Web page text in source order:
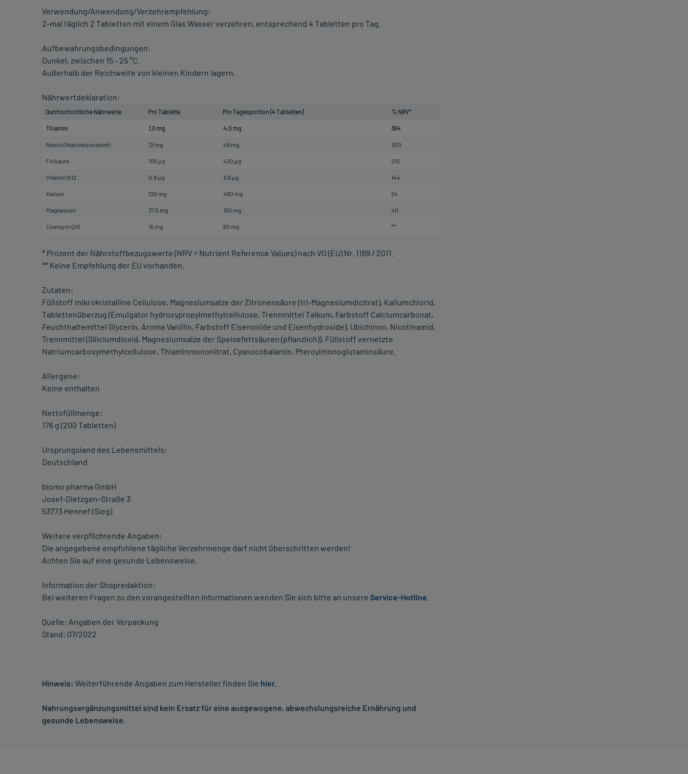
Verwendung/Anwendung/Verzehrempfehlung:
2-mal täglich 2 Tabletten mit einem Glas Wasser verzehren, entsprechend 4 Tabletten pro Tag.
Aufbewahrungsbedingungen:
Dunkel, zwischen 15 - 25 °C.
Außerhalb der Reichweite von kleinen Kindern lagern.
Nährwertdeklaration:
Durchschnittliche Nährwerte Pro Tablette Pro Tagesportion (4 Tabletten) % NRV*
Thiamin 1,0 mg 4,0 mg 364
Niacin (Niacinäquivalent) 12 mg 48 mg 300
Folsäure 105 µg 420 µg 210
Vitamin B12 0,9 µg 3,6 µg 144
Kalium 120 mg 480 mg 24
Magnesium 37,5 mg 150 mg 40
Coenzym Q10 15 mg 60 mg **
* Prozent der Nährstoffbezugswerte (NRV = Nutrient Reference Values) nach VO (EU) Nr. 1169 / 2011.
** Keine Empfehlung der EU vorhanden.
Zutaten:
Füllstoff mikrokristalline Cellulose, Magnesiumsalze der Zitronensäure (tri-Magnesiumdicitrat), Kaliumchlorid,
Tablettenüberzug (Emulgator hydroxypropylmethylcellulose, Trennmittel Talkum, Farbstoff Calciumcarbonat,
Feuchthaltemittel Glycerin, Aroma Vanillin, Farbstoff Eisenoxide und Eisenhydroxide), Ubichinon, Nicotinamid,
Trennmittel (Siliciumdioxid, Magnesiumsalze der Speisefettsäuren (pflanzlich)), Füllstoff vernetzte
Natriumcarboxymethylcellulose, Thiaminmononitrat, Cyanocobalamin, Pteroylmonoglutaminsäure.
Allergene:
Keine enthalten
Nettofüllmenge:
176 g (200 Tabletten)
Ursprungsland des Lebensmittels:
Deutschland
biomo pharma GmbH
Josef-Dietzgen-Straße 3
53773 Hennef (Sieg)
Weitere verpflichtende Angaben:
Die angegebene empfohlene tägliche Verzehrmenge darf nicht überschritten werden!
Achten Sie auf eine gesunde Lebensweise.
Information der Shopredaktion:
Bei weiteren Fragen zu den vorangestellten Informationen wenden Sie sich bitte an unsere Service-Hotline
Quelle: Angaben der Verpackung
Stand: 07/2022
Hinweis: Weiterführende Angaben zum Hersteller finden Sie hier
Nahrungsergänzungsmittel sind kein Ersatz für eine ausgewogene, abwechslungsreiche Ernährung und
gesunde Lebensweise.